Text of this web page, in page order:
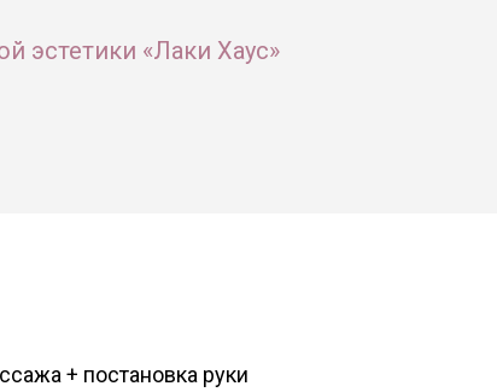
эстетики «Лаки Хаус»
+ постановка руки